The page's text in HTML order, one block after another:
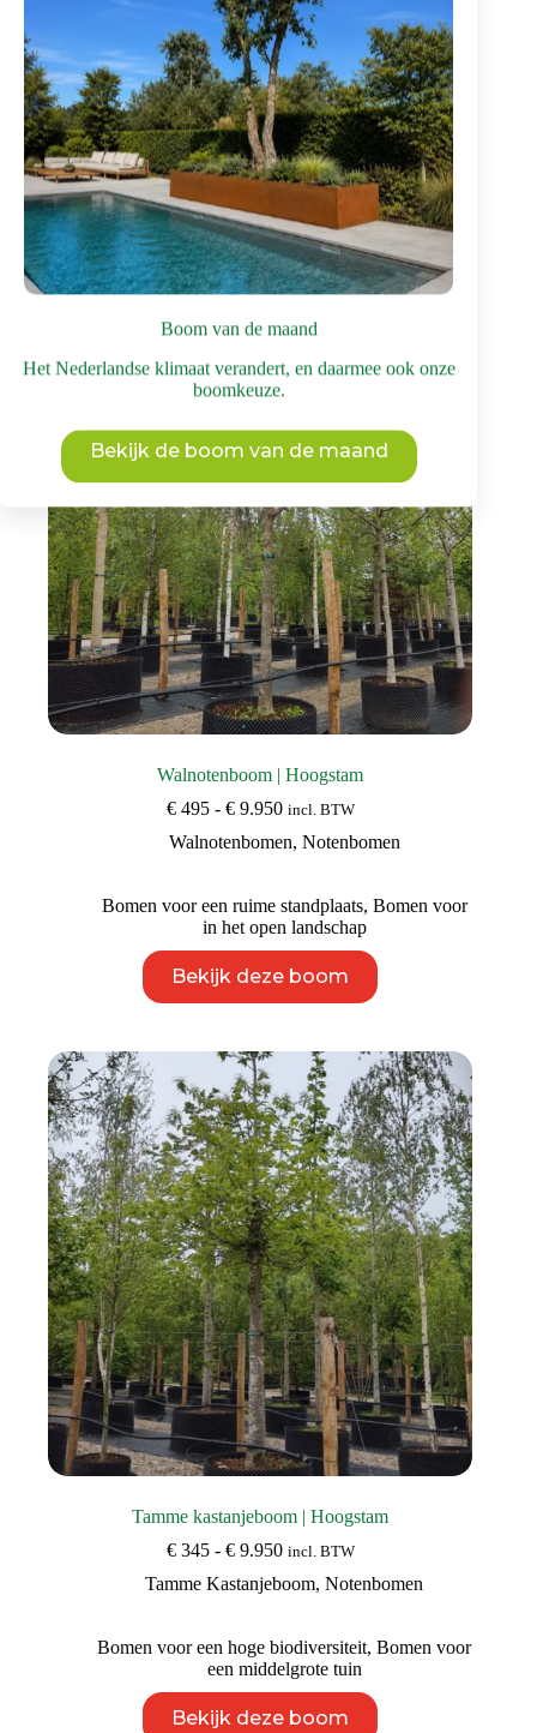
Boom van de maand
Het Nederlandse klimaat verandert, en daarmee ook onze
boomkeuze.
Bekijk de boom van de maand
€395 - €795Prijsklasse:
€ 395
tot
€ 795
incl. BTW
Bruine hazelaar,Notenbomen
Meerstammige
bomen
Bomen met mooie herfstkleuren,
Bomen voor in
kleine ruimtes,Bomen voor een hoge
biodiversiteit
Bekijk deze boom
Dit
product
heeft
meerdere
Deze
kan
gekozen
op
de
Walnotenboom | Hoogstam
€495 - €9.950Prijsklasse:
tot
incl. BTW
Walnotenbomen, Notenbomen
Bomen voor een ruime standplaats, Bomen voor
in het open landschap
Bekijk deze boom
product
heeft
Deze
optie
kan
gekozen
worden
op
de
productpagina
Tamme kastanjeboom | Hoogstam
€345 - €9.950Prijsklasse:
tot
incl. BTW
Tamme Kastanjeboom,Notenbomen
Bomen voor een hoge biodiversiteit,Bomen voor
een middelgrote tuin
Bekijk deze boom
product